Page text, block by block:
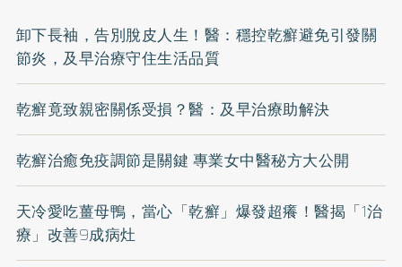
卸下長袖，告別脫皮人生！醫：穩控乾癬避免引發關
節炎，及早治療守住生活品質
乾癬竟致親密關係受損？醫：及早治療助解決
乾癬治癒免疫調節是關鍵 專業女中醫秘方大公開
天冷愛吃薑母鴨，當心「乾癬」爆發超癢！醫揭「1治
療」改善9成病灶